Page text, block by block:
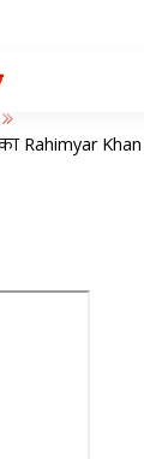
Rahimyar